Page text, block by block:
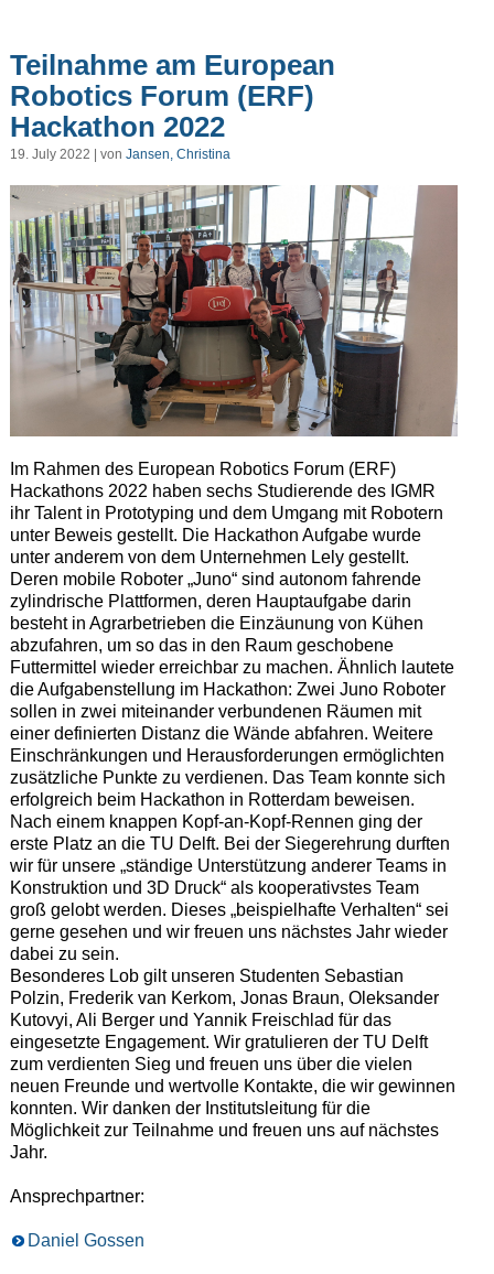
Teilnahme am European
Robotics Forum (ERF)
Hackathon 2022
19. July 2022 | von Jansen, Christina
Im Rahmen des European Robotics Forum (ERF)
Hackathons 2022 haben sechs Studierende des IGMR
ihr Talent in Prototyping und dem Umgang mit Robotern
unter Beweis gestellt. Die Hackathon Aufgabe wurde
unter anderem von dem Unternehmen Lely gestellt.
Deren mobile Roboter „Juno“ sind autonom fahrende
zylindrische Plattformen, deren Hauptaufgabe darin
besteht in Agrarbetrieben die Einzäunung von Kühen
abzufahren, um so das in den Raum geschobene
Futtermittel wieder erreichbar zu machen. Ähnlich lautete
die Aufgabenstellung im Hackathon: Zwei Juno Roboter
sollen in zwei miteinander verbundenen Räumen mit
einer definierten Distanz die Wände abfahren. Weitere
Einschränkungen und Herausforderungen ermöglichten
zusätzliche Punkte zu verdienen. Das Team konnte sich
erfolgreich beim Hackathon in Rotterdam beweisen.
Nach einem knappen Kopf-an-Kopf-Rennen ging der
erste Platz an die TU Delft. Bei der Siegerehrung durften
wir für unsere „ständige Unterstützung anderer Teams in
Konstruktion und 3D Druck“ als kooperativstes Team
groß gelobt werden. Dieses „beispielhafte Verhalten“ sei
gerne gesehen und wir freuen uns nächstes Jahr wieder
dabei zu sein.
Besonderes Lob gilt unseren Studenten Sebastian
Polzin, Frederik van Kerkom, Jonas Braun, Oleksander
Kutovyi, Ali Berger und Yannik Freischlad für das
eingesetzte Engagement. Wir gratulieren der TU Delft
zum verdienten Sieg und freuen uns über die vielen
neuen Freunde und wertvolle Kontakte, die wir gewinnen
konnten. Wir danken der Institutsleitung für die
Möglichkeit zur Teilnahme und freuen uns auf nächstes
Jahr.
Ansprechpartner:
Daniel Gossen